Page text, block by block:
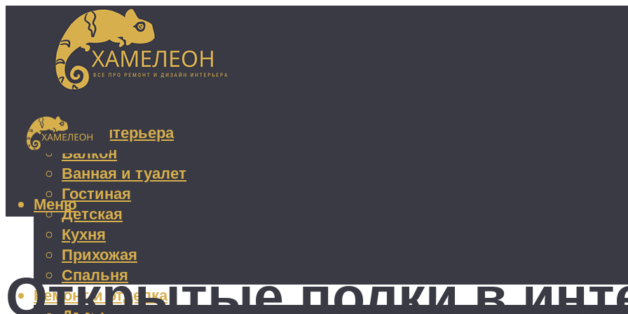
Дизайн интерьера
Балкон
Ванная и туалет
Гостиная
Детская
Кухня
Прихожая
Спальня
Ремонт и отделка
Меню
Открытые полки в